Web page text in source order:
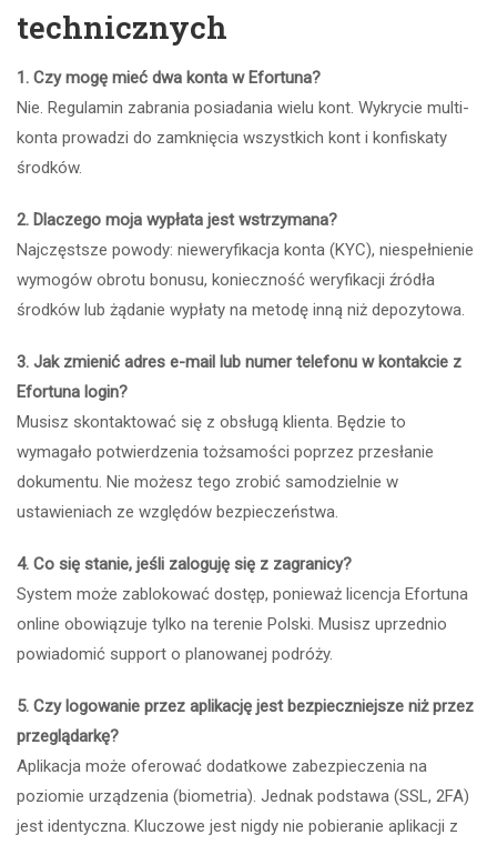
technicznych
1. Czy mogę mieć dwa konta w Efortuna?
Nie. Regulamin zabrania posiadania wielu kont. Wykrycie multi-
konta prowadzi do zamknięcia wszystkich kont i konfiskaty
środków.
2. Dlaczego moja wypłata jest wstrzymana?
Najczęstsze powody: nieweryfikacja konta (KYC), niespełnienie
wymogów obrotu bonusu, konieczność weryfikacji źródła
środków lub żądanie wypłaty na metodę inną niż depozytowa.
3. Jak zmienić adres e-mail lub numer telefonu w kontakcie z
Efortuna login?
Musisz skontaktować się z obsługą klienta. Będzie to
wymagało potwierdzenia tożsamości poprzez przesłanie
dokumentu. Nie możesz tego zrobić samodzielnie w
ustawieniach ze względów bezpieczeństwa.
4. Co się stanie, jeśli zaloguję się z zagranicy?
System może zablokować dostęp, ponieważ licencja Efortuna
online obowiązuje tylko na terenie Polski. Musisz uprzednio
powiadomić support o planowanej podróży.
5. Czy logowanie przez aplikację jest bezpieczniejsze niż przez
przeglądarkę?
Aplikacja może oferować dodatkowe zabezpieczenia na
poziomie urządzenia (biometria). Jednak podstawa (SSL, 2FA)
jest identyczna. Kluczowe jest nigdy nie pobieranie aplikacji z